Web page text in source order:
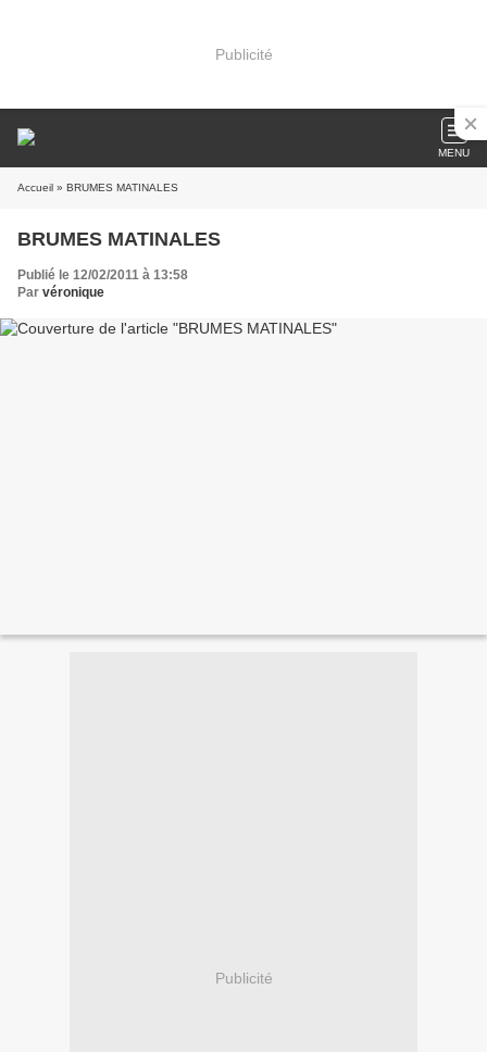
Publicité
MENU
Accueil » BRUMES MATINALES
BRUMES MATINALES
Publié le 12/02/2011 à 13:58
Par véronique
Publicité